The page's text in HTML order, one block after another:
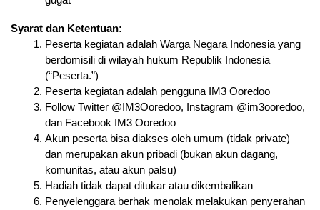
Syarat dan Ketentuan:
Peserta kegiatan adalah Warga Negara Indonesia yang
berdomisili di wilayah hukum Republik Indonesia
(“Peserta.”)
Peserta kegiatan adalah pengguna IM3 Ooredoo
Follow Twitter @IM3Ooredoo, Instagram @im3ooredoo,
dan Facebook IM3 Ooredoo
Akun peserta bisa diakses oleh umum (tidak private)
dan merupakan akun pribadi (bukan akun dagang,
komunitas, atau akun palsu)
Hadiah tidak dapat ditukar atau dikembalikan
Penyelenggara berhak menolak melakukan penyerahan